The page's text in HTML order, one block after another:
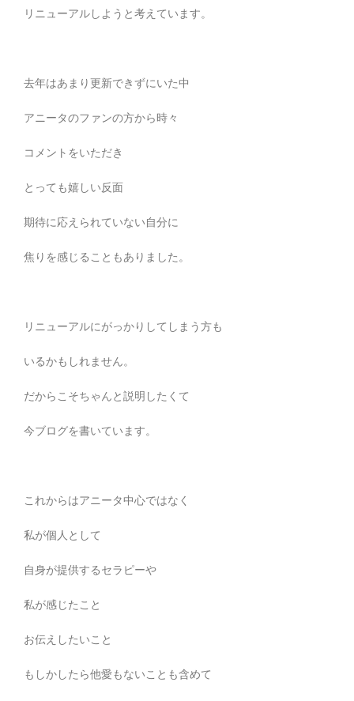
リニューアルしようと考えています。
去年はあまり更新できずにいた中
アニータのファンの方から時々
コメントをいただき
とっても嬉しい反面
期待に応えられていない自分に
焦りを感じることもありました。
リニューアルにがっかりしてしまう方も
いるかもしれません。
だからこそちゃんと説明したくて
今ブログを書いています。
これからはアニータ中心ではなく
私が個人として
自身が提供するセラピーや
私が感じたこと
お伝えしたいこと
もしかしたら他愛もないことも含めて